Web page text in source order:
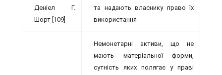
Деніел Г.
Шорт [109]
та нада­ють власнику право їх
використання
Немонетарні активи, що не
мають мате­ріальної форми,
сутність яких полягає у праві